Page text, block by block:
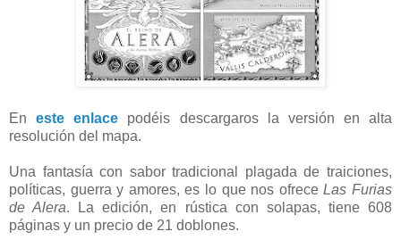
Eneste enlace podéis descargaros la versión en alta
resolución del mapa.
Una fantasía con sabor tradicional plagada de traiciones,
políticas, guerra y amores, es lo que nos ofreceLas Furias
de Alera. La edición, en rústica con solapas, tiene 608
páginas y un precio de 21 doblones.